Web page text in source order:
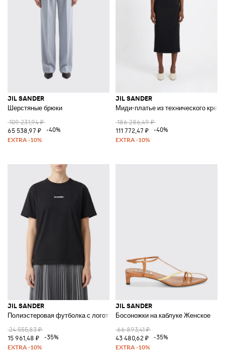
JIL SANDER
Шерстяные брюки
109 231,94 ₽
65 538,97 ₽
-40%
JIL SANDER
Миди-платье из технического крепа
186 286,49 ₽
111 772,47 ₽
-40%
JIL SANDER
Полиэстеровая футболка с логотипом
24 555,83 ₽
15 961,48 ₽
-35%
JIL SANDER
Босоножки на каблуке Женское
66 893,41 ₽
43 480,62 ₽
-35%